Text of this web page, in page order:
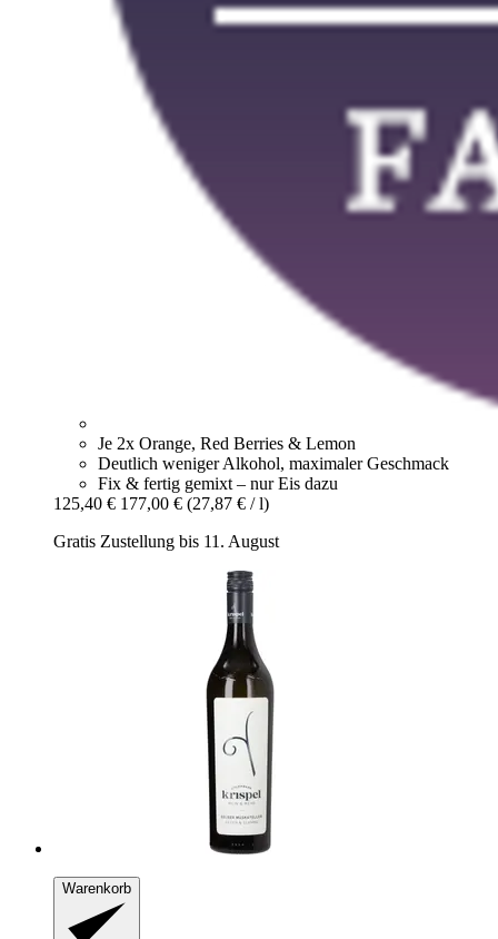
Je 2x Orange, Red Berries & Lemon
Deutlich weniger Alkohol, maximaler Geschmack
Fix & fertig gemixt – nur Eis dazu
125,40 € 177,00 € (27,87 € / l)
Gratis Zustellung bis 11. August
Warenkorb